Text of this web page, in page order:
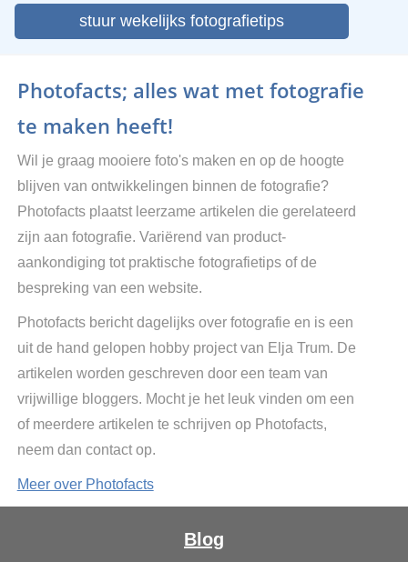
stuur wekelijks fotografietips
Photofacts; alles wat met fotografie
te maken heeft!
Wil je graag mooiere foto's maken en op de hoogte
blijven van ontwikkelingen binnen de fotografie?
Photofacts plaatst leerzame artikelen die gerelateerd
zijn aan fotografie. Variërend van product-
aankondiging tot praktische fotografietips of de
bespreking van een website.
Photofacts bericht dagelijks over fotografie en is een
uit de hand gelopen hobby project van Elja Trum. De
artikelen worden geschreven door een team van
vrijwillige bloggers. Mocht je het leuk vinden om een
of meerdere artikelen te schrijven op Photofacts,
neem dan contact op.
Meer over Photofacts
Blog